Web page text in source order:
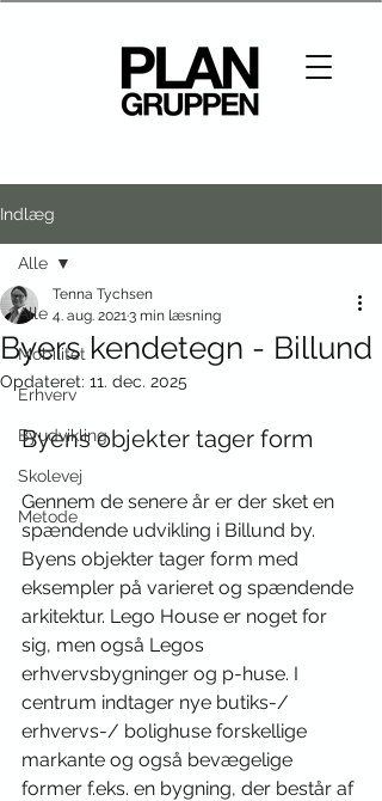
Indlæg
Alle
Mobilitet
Erhverv
Byudvikling
Skolevej
Metode
Alle
Byers kendetegn - Billund
Tenna Tychsen
4. aug. 20213 min læsning
Opdateret: 11. dec. 2025
Byens objekter tager form
Gennem de senere år er der sket en
spændende udvikling i Billund by.
Byens objekter tager form med
eksempler på varieret og spændende
arkitektur. Lego House er noget for
sig, men også Legos
erhvervsbygninger og p-huse. I
centrum indtager nye butiks-/
erhvervs-/ bolighuse forskellige
markante og også bevægelige
former f.eks. en bygning, der består af